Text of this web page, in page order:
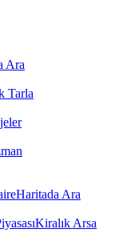
Ara
Tarla
Haritada Ara
Kiralık Arsa